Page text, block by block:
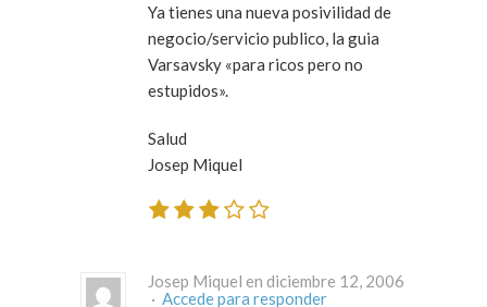
Ya tienes una nueva posivilidad de
negocio/servicio publico, la guia
Varsavsky «para ricos pero no
estupidos».
Salud
Josep Miquel
Josep Miquel en diciembre 12, 2006
· Accede para responder